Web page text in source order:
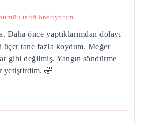
Bu tarifi öneriyorum
Daha önce yaptıklarımdan dolayı
tane fazla koydum. Meğer
gibi değilmiş. Yangın söndürme
yetiştirdim. 🤣